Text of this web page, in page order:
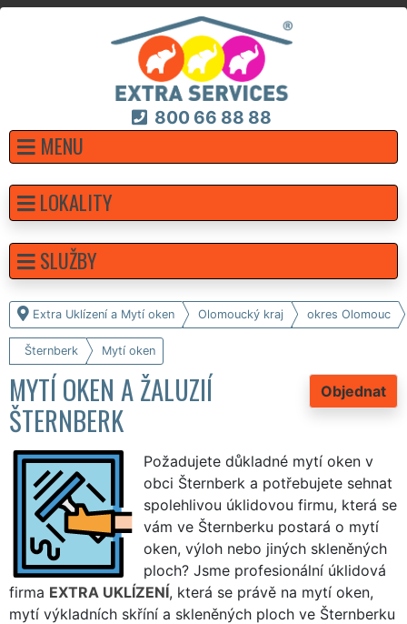
800 66 88 88
MENU
Extra Uklízení a Mytí oken Olomoucký kraj okres Olomouc
Šternberk Mytí oken
Objednat
MYTÍ OKEN A ŽALUZIÍ
ŠTERNBERK
Požadujete důkladné mytí oken v
obci Šternberk a potřebujete sehnat
spolehlivou úklidovou firmu, která se
vám ve Šternberku postará o mytí
oken, výloh nebo jiných skleněných
ploch? Jsme profesionální úklidová
firma EXTRA UKLÍZENÍ, která se právě na mytí oken,
mytí výkladních skříní a skleněných ploch ve Šternberku
LOKALITY
SLUŽBY